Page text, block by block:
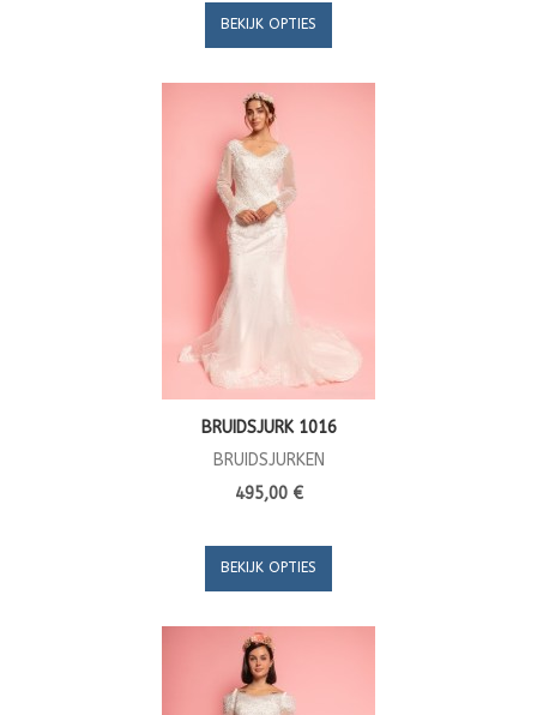
BEKIJK OPTIES
BRUIDSJURK 1016
BRUIDSJURKEN
495,00 €
BEKIJK OPTIES